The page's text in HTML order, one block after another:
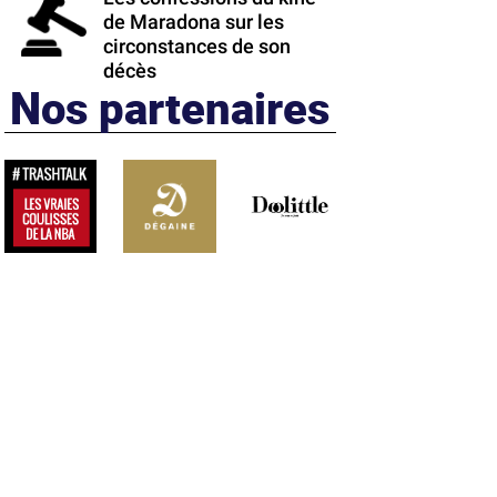
de Maradona sur les
circonstances de son
décès
Nos partenaires